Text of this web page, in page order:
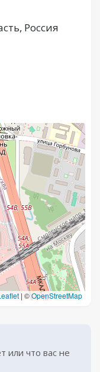
Россия
| ©OpenStreetMap
или что вас не